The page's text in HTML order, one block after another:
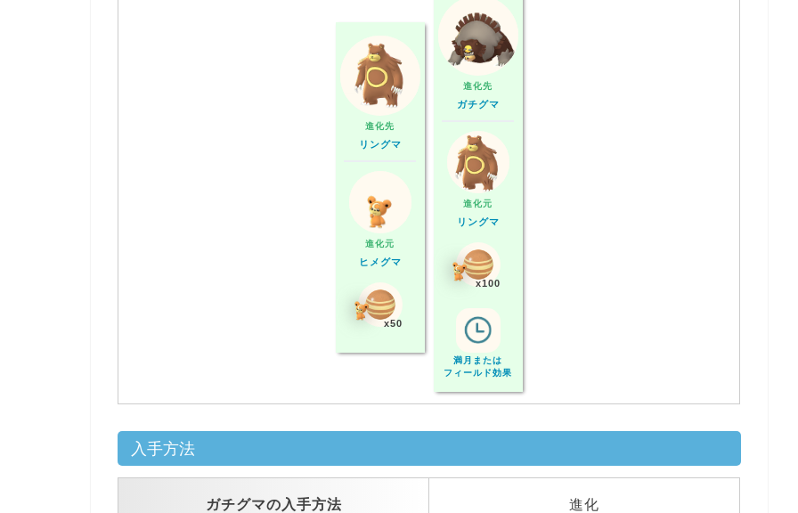
進化先
リングマ
進化元
ヒメグマ
x50
進化先
ガチグマ
進化元
リングマ
x100
満月または
フィールド効果
入手方法
ガチグマの入手方法 進化